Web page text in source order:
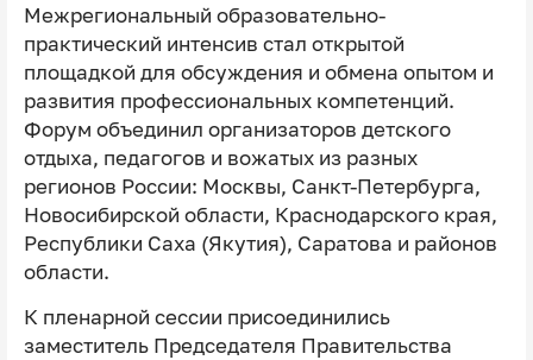
Межрегиональный образовательно-
практический интенсив стал открытой
площадкой для обсуждения и обмена опытом и
развития профессиональных компетенций.
Форум объединил организаторов детского
отдыха, педагогов и вожатых из разных
регионов России: Москвы, Санкт-Петербурга,
Новосибирской области, Краснодарского края,
Республики Саха (Якутия), Саратова и районов
области.
К пленарной сессии присоединились
заместитель Председателя Правительства